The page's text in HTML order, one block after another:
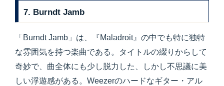
7. Burndt Jamb
「Burndt Jamb」は、『Maladroit』の中でも特に独特
な雰囲気を持つ楽曲である。タイトルの綴りからして
奇妙で、曲全体にも少し脱力した、しかし不思議に美
しい浮遊感がある。Weezerのハードなギター・アル